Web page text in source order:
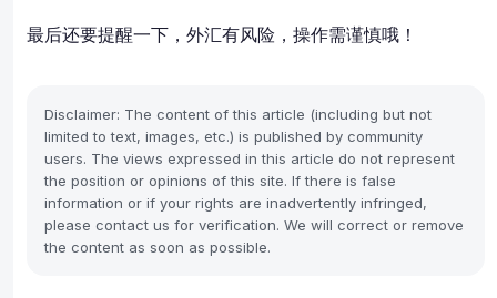
最后还要提醒一下，外汇有风险，操作需谨慎哦！
Disclaimer: The content of this article (including but not
limited to text, images, etc.) is published by community
users. The views expressed in this article do not represent
the position or opinions of this site. If there is false
information or if your rights are inadvertently infringed,
please contact us for verification. We will correct or remove
the content as soon as possible.